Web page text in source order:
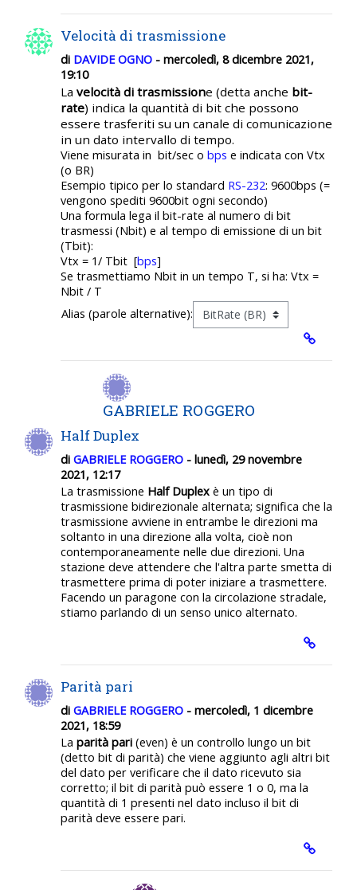
Velocità di trasmissione
di DAVIDE OGNO - mercoledì, 8 dicembre 2021,
19:10
La velocità di trasmissione (detta anche bit-
rate) indica la quantità di bit che possono
essere trasferiti su un canale di comunicazione
in un dato intervallo di tempo.
Viene misurata in bit/sec o bps e indicata con Vtx
(o BR)
Esempio tipico per lo standard RS-232: 9600bps (=
vengono spediti 9600bit ogni secondo)
Una formula lega il bit-rate al numero di bit
trasmessi (Nbit) e al tempo di emissione di un bit
(Tbit):
Vtx = 1/ Tbit [bps]
Se trasmettiamo Nbit in un tempo T, si ha: Vtx =
Nbit / T
Alias (parole alternative):
GABRIELE ROGGERO
Half Duplex
di GABRIELE ROGGERO - lunedì, 29 novembre
2021, 12:17
La trasmissione Half Duplex è un tipo di
trasmissione bidirezionale alternata; significa che la
trasmissione avviene in entrambe le direzioni ma
soltanto in una direzione alla volta, cioè non
contemporaneamente nelle due direzioni. Una
stazione deve attendere che l'altra parte smetta di
trasmettere prima di poter iniziare a trasmettere.
Facendo un paragone con la circolazione stradale,
stiamo parlando di un senso unico alternato.
Parità pari
di GABRIELE ROGGERO - mercoledì, 1 dicembre
2021, 18:59
La parità pari (even) è un controllo lungo un bit
(detto bit di parità) che viene aggiunto agli altri bit
del dato per verificare che il dato ricevuto sia
corretto; il bit di parità può essere 1 o 0, ma la
quantità di 1 presenti nel dato incluso il bit di
parità deve essere pari.